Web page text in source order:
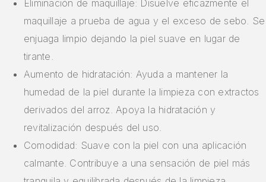
Eliminación de maquillaje: Disuelve eficazmente el
maquillaje a prueba de agua y el exceso de sebo. Se
enjuaga limpio dejando la piel suave en lugar de
tirante.
Aumento de hidratación: Ayuda a mantener la
humedad de la piel durante la limpieza con extractos
derivados del arroz. Apoya la hidratación y
revitalización después del uso.
Comodidad: Suave con la piel con una aplicación
calmante. Contribuye a una sensación de piel más